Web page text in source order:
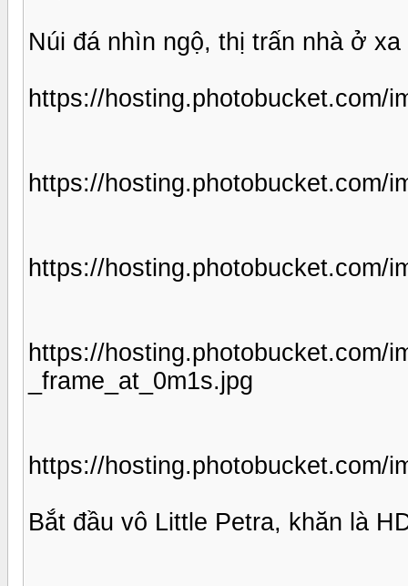
Núi đá nhìn ngộ, thị trấn nhà ở xa
https://hosting.photobucket.com/
https://hosting.photobucket.com/
https://hosting.photobucket.com/
https://hosting.photobucket.com/
_frame_at_0m1s.jpg
https://hosting.photobucket.com/
Bắt đầu vô Little Petra, khăn là